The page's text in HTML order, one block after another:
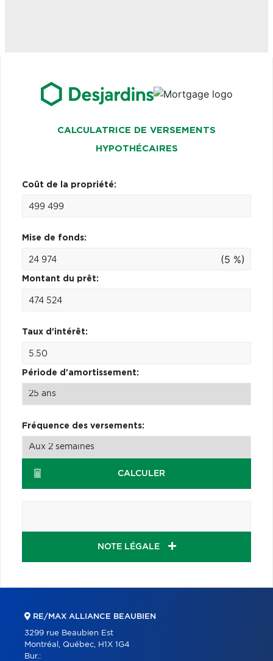
CALCULATRICE DE VERSEMENTS
HYPOTHÉCAIRES
Coût de la propriété:
Mise de fonds:
(5 %)
Montant du prêt:
Taux d'intérêt:
Période d'amortissement:
Fréquence des versements:
CALCULER
NOTE LÉGALE
RE/MAX ALLIANCE BEAUBIEN
3299 rue Beaubien Est
Montréal, Québec, H1X 1G4
Bur.: